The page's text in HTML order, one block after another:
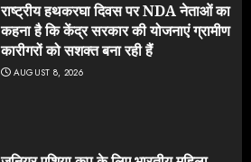
राष्ट्रीय हथकरघा दिवस पर NDA नेताओं का
कहना है कि केंद्र सरकार की योजनाएं ग्रामीण
कारीगरों को सशक्त बना रही हैं
AUGUST 8, 2026